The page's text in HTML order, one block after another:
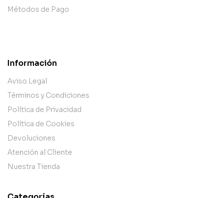
Métodos de Pago
Información
Aviso Legal
Términos y Condiciones
Política de Privacidad
Política de Cookies
Devoluciones
Atención al Cliente
Nuestra Tienda